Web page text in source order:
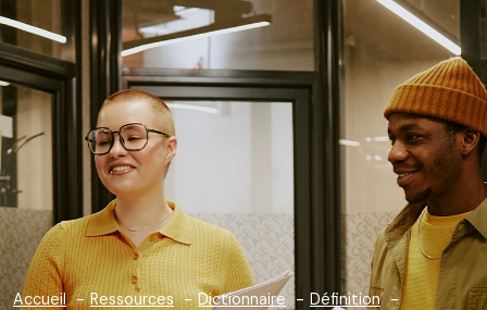
Accueil Ressources Dictionnaire
Définition